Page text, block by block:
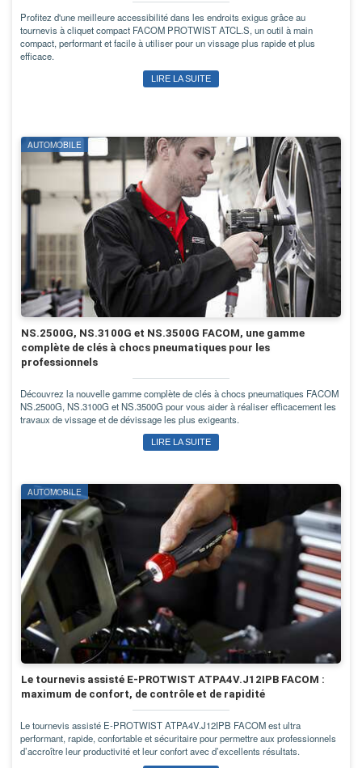
Profitez d'une meilleure accessibilité dans les endroits exigus grâce au
tournevis à cliquet compact FACOM PROTWIST ATCL.S, un outil à main
compact, performant et facile à utiliser pour un vissage plus rapide et plus
efficace.
LIRE LA SUITE
AUTOMOBILE
NS.2500G, NS.3100G et NS.3500G FACOM, une gamme
complète de clés à chocs pneumatiques pour les
professionnels
Découvrez la nouvelle gamme complète de clés à chocs pneumatiques FACOM
NS.2500G, NS.3100G et NS.3500G pour vous aider à réaliser efficacement les
travaux de vissage et de dévissage les plus exigeants.
LIRE LA SUITE
AUTOMOBILE
Le tournevis assisté E-PROTWIST ATPA4V.J12IPB FACOM :
maximum de confort, de contrôle et de rapidité
Le tournevis assisté E-PROTWIST ATPA4V.J12IPB FACOM est ultra
performant, rapide, confortable et sécuritaire pour permettre aux professionnels
d’accroître leur productivité et leur confort avec d’excellents résultats.